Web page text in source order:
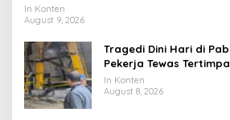
In Konten
August 9, 2026
Tragedi Dini Hari di
Pekerja Tewas
Tebu
In Konten
August 8, 2026